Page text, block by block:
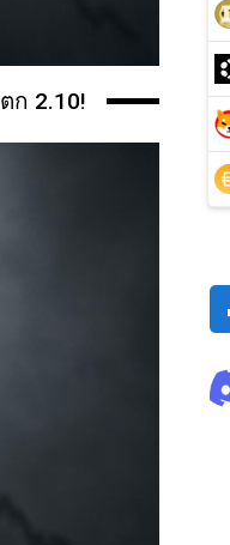
ก 2.10!